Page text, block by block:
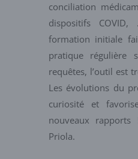
conciliation
dispositifs
formation initiale
pratique régulière
requêtes, l’outil est
Les évolutions du
curiosité et
nouveaux
Priola.